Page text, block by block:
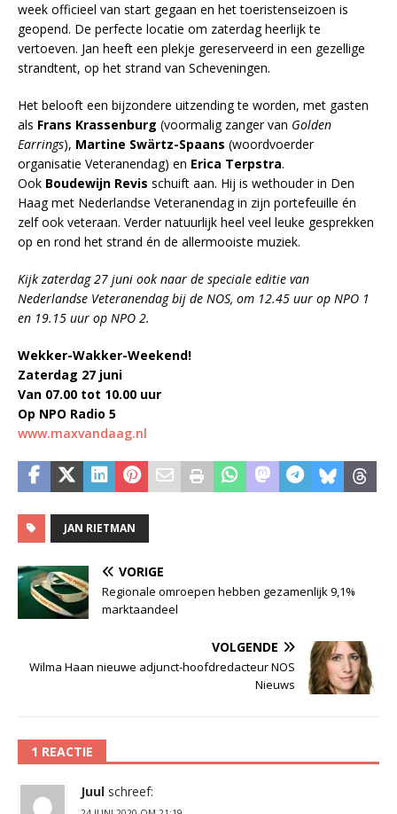
week officieel van start gegaan en het toeristenseizoen is
geopend. De perfecte locatie om zaterdag heerlijk te
vertoeven. Jan heeft een plekje gereserveerd in een gezellige
strandtent, op het strand van Scheveningen.
Het belooft een bijzondere uitzending te worden, met gasten
als Frans Krassenburg (voormalig zanger van Golden
Earrings), Martine Swärtz-Spaans (woordvoerder
organisatie Veteranendag) en Erica Terpstra.
Ook Boudewijn Revis schuift aan. Hij is wethouder in Den
Haag met Nederlandse Veteranendag in zijn portefeuille én
zelf ook veteraan. Verder natuurlijk heel veel leuke gesprekken
op en rond het strand én de allermooiste muziek.
Kijk zaterdag 27 juni ook naar de speciale editie van
Nederlandse Veteranendag bij de NOS, om 12.45 uur op NPO 1
en 19.15 uur op NPO 2.
Wekker-Wakker-Weekend!
Zaterdag 27 juni
Van 07.00 tot 10.00 uur
Op NPO Radio 5
www.maxvandaag.nl
JAN RIETMAN
VORIGE
Regionale omroepen hebben gezamenlijk 9,1%
marktaandeel
VOLGENDE
Wilma Haan nieuwe adjunct-hoofdredacteur NOS
Nieuws
1 REACTIE
Juul schreef: